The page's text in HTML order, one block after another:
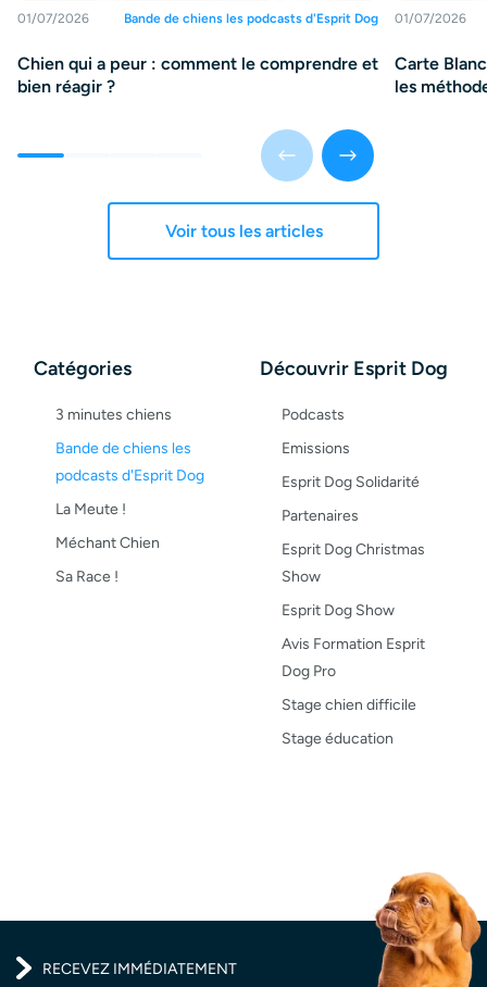
Catégories
3 minutes chiens
Bande de chiens les
podcasts d'Esprit Dog
La Meute !
Méchant Chien
Sa Race !
Découvrir Esprit Dog
Podcasts
Emissions
Esprit Dog Solidarité
Partenaires
Esprit Dog Christmas
Show
Esprit Dog Show
Avis Formation Esprit
Dog Pro
Stage chien difficile
Stage éducation
01/07/2026 Bande de chiens les podcasts d'Esprit Dog
Chien qui a peur : comment le comprendre et
bien réagir ?
01/07/2026
Carte
les
Voir tous les articles
RECEVEZ IMMÉDIATEMENT